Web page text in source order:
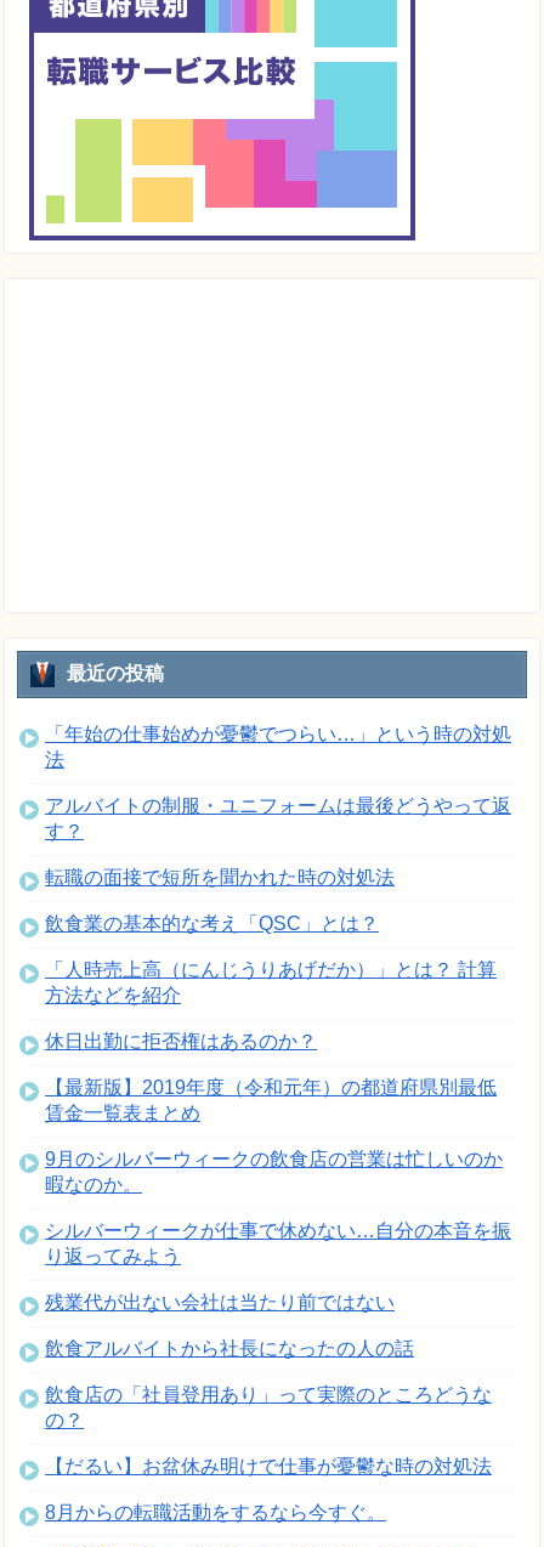
最近の投稿
「年始の仕事始めが憂鬱でつらい…」という時の対処
法
アルバイトの制服・ユニフォームは最後どうやって返
す？
転職の面接で短所を聞かれた時の対処法
飲食業の基本的な考え「QSC」とは？
「人時売上高（にんじうりあげだか）」とは？ 計算
方法などを紹介
休日出勤に拒否権はあるのか？
【最新版】2019年度（令和元年）の都道府県別最低
賃金一覧表まとめ
9月のシルバーウィークの飲食店の営業は忙しいのか
暇なのか。
シルバーウィークが仕事で休めない…自分の本音を振
り返ってみよう
残業代が出ない会社は当たり前ではない
飲食アルバイトから社長になったの人の話
飲食店の「社員登用あり」って実際のところどうな
の？
【だるい】お盆休み明けで仕事が憂鬱な時の対処法
8月からの転職活動をするなら今すぐ。